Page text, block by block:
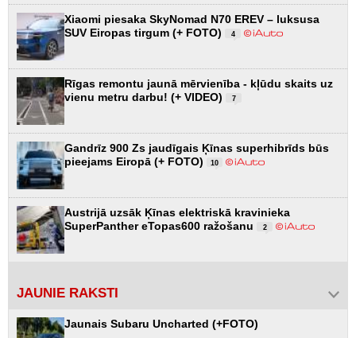
Xiaomi piesaka SkyNomad N70 EREV – luksusa
SUV Eiropas tirgum (+ FOTO)
4
Rīgas remontu jaunā mērvienība - kļūdu skaits uz
vienu metru darbu! (+ VIDEO)
7
Gandrīz 900 Zs jaudīgais Ķīnas superhibrīds būs
pieejams Eiropā (+ FOTO)
10
Austrijā uzsāk Ķīnas elektriskā kravinieka
SuperPanther eTopas600 ražošanu
2
JAUNIE RAKSTI
Jaunais Subaru Uncharted (+FOTO)